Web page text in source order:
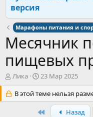
версия
Марафоны питания и
Месячник
пищевых
А
о
Ликa
Д
т
а
н
23 Мар 2025
В этой теме нельзя
Назад